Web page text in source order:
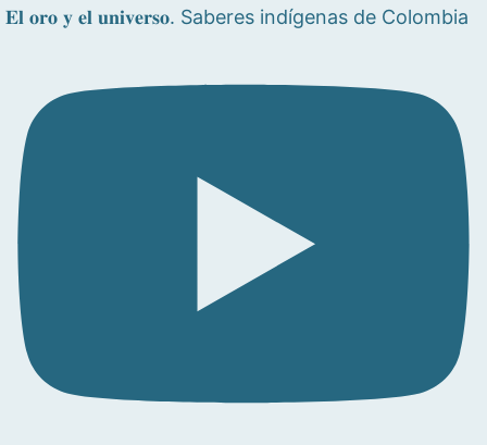
𝐄𝐥 𝐨𝐫𝐨 𝐲 𝐞𝐥 𝐮𝐧𝐢𝐯𝐞𝐫𝐬𝐨. Saberes indígenas de Colombia